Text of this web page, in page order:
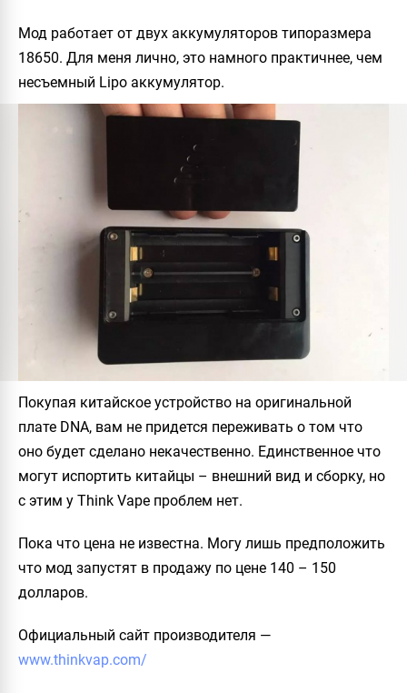
Мод работает от двух аккумуляторов типоразмера
18650. Для меня лично, это намного практичнее, чем
несъемный Lipo аккумулятор.
Покупая китайское устройство на оригинальной
плате DNA, вам не придется переживать о том что
оно будет сделано некачественно. Единственное что
могут испортить китайцы – внешний вид и сборку, но
с этим у Think Vape проблем нет.
Пока что цена не известна. Могу лишь предположить
что мод запустят в продажу по цене 140 – 150
долларов.
Официальный сайт производителя —
www.thinkvap.com/